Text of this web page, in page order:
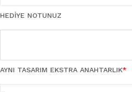
HEDIYE NOTUNUZ
AYNI TASARIM EKSTRA ANAHTARLIK*